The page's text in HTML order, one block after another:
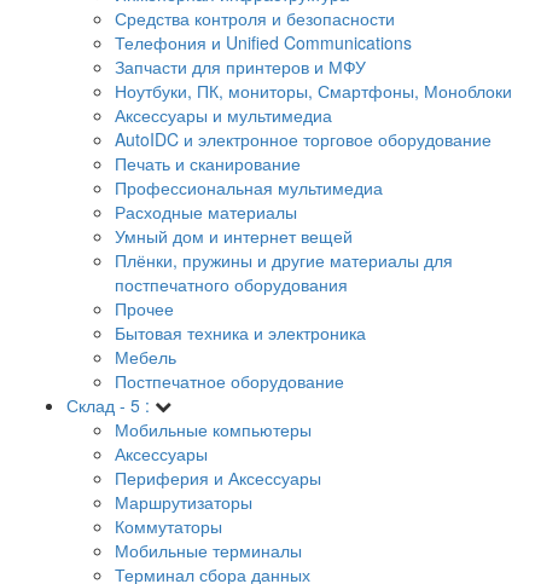
Средства контроля и безопасности
Телефония и Unified Communications
Запчасти для принтеров и МФУ
Ноутбуки, ПК, мониторы, Смартфоны, Моноблоки
Аксессуары и мультимедиа
AutoIDC и электронное торговое оборудование
Печать и сканирование
Профессиональная мультимедиа
Расходные материалы
Умный дом и интернет вещей
Плёнки, пружины и другие материалы для
постпечатного оборудования
Прочее
Бытовая техника и электроника
Мебель
Постпечатное оборудование
Склад - 5 :
Мобильные компьютеры
Аксессуары
Периферия и Аксессуары
Маршрутизаторы
Коммутаторы
Мобильные терминалы
Терминал сбора данных